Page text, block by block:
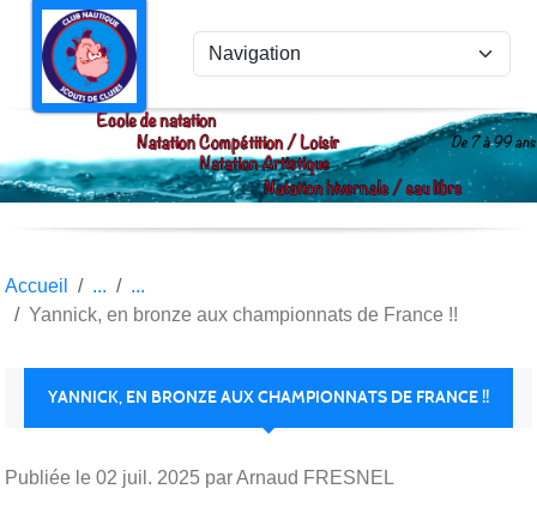
Accueil
Yannick, en bronze aux championnats de France !!
YANNICK, EN BRONZE AUX CHAMPIONNATS DE FRANCE !!
Publiée le 02 juil. 2025 par Arnaud FRESNEL
Panneau de gestion des cookies